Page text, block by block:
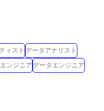
ィスト データアナリスト
ンジニア データエンジニア